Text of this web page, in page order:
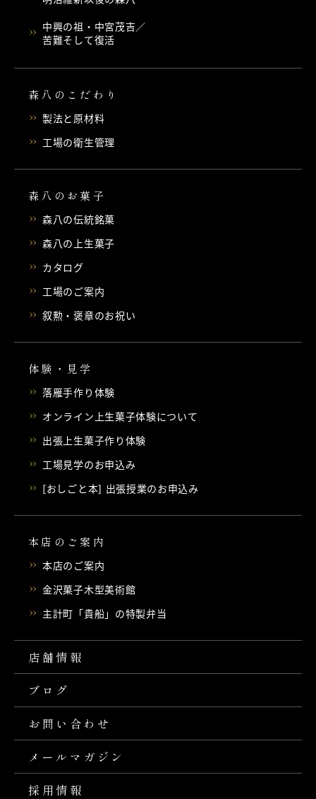
中興の祖・中宮茂吉／
苦難そして復活
森八のこだわり
製法と原材料
工場の衛生管理
森八のお菓子
森八の伝統銘菓
森八の上生菓子
カタログ
工場のご案内
叙勲・褒章のお祝い
体験・見学
落雁手作り体験
オンライン上生菓子体験について
出張上生菓子作り体験
工場見学のお申込み
[おしごと本] 出張授業のお申込み
本店のご案内
本店のご案内
金沢菓子木型美術館
主計町「貴船」の特製弁当
店舗情報
ブログ
お問い合わせ
メールマガジン
採用情報